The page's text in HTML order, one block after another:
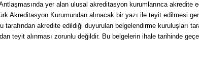
yer alan ulusal akreditasyon kurumlarınca akredite
Akreditasyon Kurumundan alınacak bir yazı ile teyit edilmesi
akredite edildiği duyurulan belgelendirme kuruluşları
teyit alınması zorunlu değildir. Bu belgelerin ihale tarihinde